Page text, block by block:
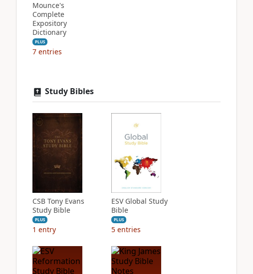
Mounce's
Complete
Expository
Dictionary
PLUS
7 entries
Study Bibles
CSB Tony Evans
Study Bible
PLUS
1 entry
ESV Global Study
Bible
PLUS
5 entries